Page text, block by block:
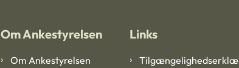
Om Ankestyrelsen
Om Ankestyrelsen
Links
Tilgængelighedserklæ